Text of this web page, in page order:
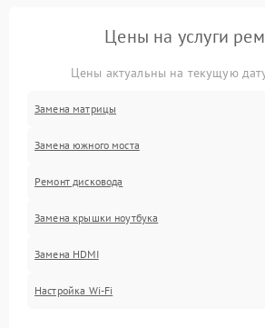
Цены на услуги
Цены актуальны на текущую
Замена матрицы
Замена южного моста
Ремонт дисковода
Замена крышки ноутбука
Замена HDMI
Настройка Wi-Fi